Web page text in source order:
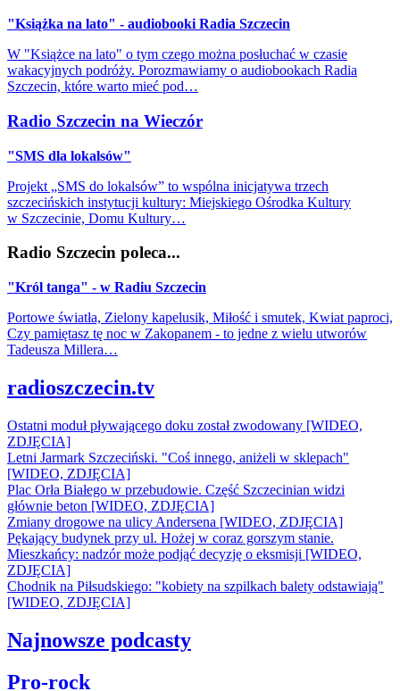
"Książka na lato" - audiobooki Radia Szczecin
W "Książce na lato" o tym czego można posłuchać w czasie
wakacyjnych podróży. Porozmawiamy o audiobookach Radia
Szczecin, które warto mieć pod…
Radio Szczecin na Wieczór
"SMS dla lokalsów"
Projekt „SMS do lokalsów” to wspólna inicjatywa trzech
szczecińskich instytucji kultury: Miejskiego Ośrodka Kultury
w Szczecinie, Domu Kultury…
Radio Szczecin poleca...
"Król tanga" - w Radiu Szczecin
Portowe światła, Zielony kapelusik, Miłość i smutek, Kwiat paproci,
Czy pamiętasz tę noc w Zakopanem - to jedne z wielu utworów
Tadeusza Millera…
radioszczecin.tv
Ostatni moduł pływającego doku został zwodowany [WIDEO,
ZDJĘCIA]
Letni Jarmark Szczeciński. "Coś innego, aniżeli w sklepach"
[WIDEO, ZDJĘCIA]
Plac Orła Białego w przebudowie. Część Szczecinian widzi
głównie beton [WIDEO, ZDJĘCIA]
Zmiany drogowe na ulicy Andersena [WIDEO, ZDJĘCIA]
Pękający budynek przy ul. Hożej w coraz gorszym stanie.
Mieszkańcy: nadzór może podjąć decyzję o eksmisji [WIDEO,
ZDJĘCIA]
Chodnik na Piłsudskiego: "kobiety na szpilkach balety odstawiają"
[WIDEO, ZDJĘCIA]
Najnowsze podcasty
Pro-rock